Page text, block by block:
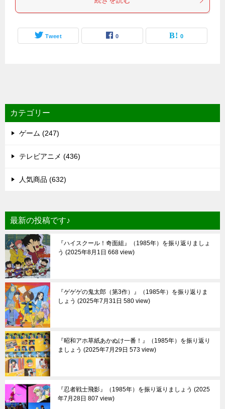
Tweet 0 0
カテゴリー
ゲーム (247)
テレビアニメ (436)
人気商品 (632)
最新の投稿です♪
『ハイスクール！奇面組』（1985年）を振り返りましょ
う
2025年8月1日 668 view
『ゲゲゲの鬼太郎（第3作）』（1985年）を振り返りま
しょう
2025年7月31日 580 view
『昭和アホ草紙あかぬけ一番！』（1985年）を振り返り
ましょう
2025年7月29日 573 view
『忍者戦士飛影』（1985年）を振り返りましょう
2025
年7月28日 807 view